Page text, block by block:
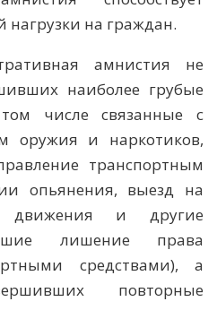
на граждан.
амнистия не
наиболее грубые
числе связанные с
оружия и наркотиков,
транспортным
опьянения, выезд на
движения и другие
лишение права
средствами), а
повторные